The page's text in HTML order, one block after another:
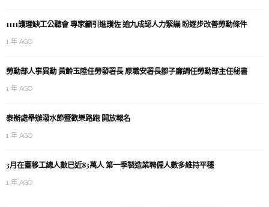
1111護理缺工公聽會 專家籲引進護佐 逾九成認人力緊繃 盼逐步改善勞動條件
1 年 AGO
勞動部人事異動 黃齡玉陞任勞發署長 原職安署長鄒子廉調任勞動部主任秘書
1 年 AGO
泰辦處舉辦潑水節暨歡樂路跑 開放報名
1 年 AGO
3月在臺移工總人數已近83萬人 第一季製造業聘僱人數多維持平穩
1 年 AGO